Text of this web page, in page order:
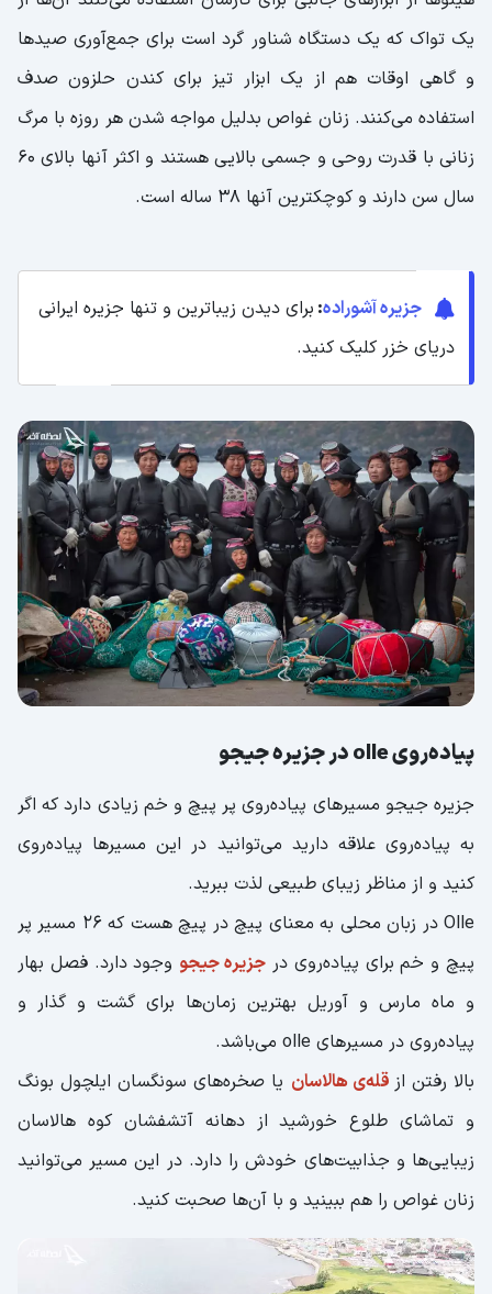
یک تواک که یک دستگاه شناور گرد است برای جمع‌آوری صیدها
و گاهی اوقات هم از یک ابزار تیز برای کندن حلزون صدف
استفاده می‌کنند. زنان غواص بدلیل مواجه شدن هر روزه با مرگ
زنانی با قدرت روحی و جسمی بالایی هستند و اکثر آنها بالای 60
سال سن دارند و کوچکترین آنها 38 ساله است.
جزیره آشوراده: برای دیدن زیباترین و تنها جزیره ایرانی
دریای خزر کلیک کنید.
پیاده‌روی olle در جزیره جیجو
جزیره جیجو مسیرهای پیاده‌روی پر پیچ و خم زیادی دارد که اگر
به پیاده‌روی علاقه دارید می‌توانید در این مسیرها پیاده‌روی
کنید و از مناظر زیبای طبیعی لذت ببرید.
Olle در زبان محلی به معنای پیچ در پیچ هست که 26 مسیر پر
پیچ و خم برای پیاده‌روی در جزیره جیجو وجود دارد. فصل بهار
و ماه مارس و آوریل بهترین زمان‌ها برای گشت و گذار و
پیاده‌روی در مسیرهای olle می‌باشد.
بالا رفتن از قله‌ی هالاسان یا صخره‌های سونگسان ایلچول بونگ
و تماشای طلوع خورشید از دهانه آتشفشان کوه هالاسان
زیبایی‌ها و جذابیت‌های خودش را دارد. در این مسیر می‌توانید
زنان غواص را هم ببینید و با آن‌ها صحبت کنید.